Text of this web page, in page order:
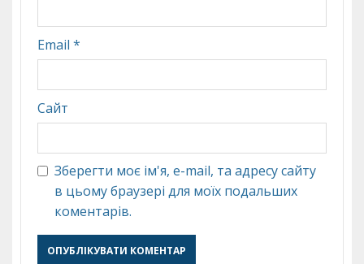
Email *
Сайт
Зберегти моє ім'я, e-mail, та адресу сайту
в цьому браузері для моїх подальших
коментарів.